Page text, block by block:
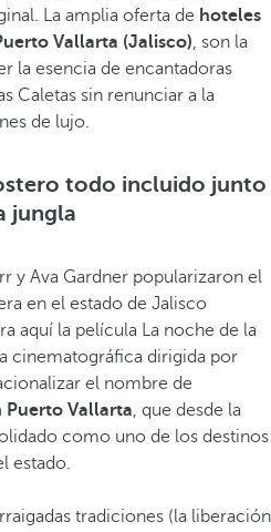
La amplia oferta de hoteles
Vallarta (Jalisco), son la
la esencia de encantadoras
Caletas sin renunciar a la
de lujo.
todo incluido junto
jungla
y Ava Gardner popularizaron el
en el estado de Jalisco
aquí la película La noche de la
cinematográfica dirigida por
el nombre de
Vallarta, que desde la
como uno de los destinos
estado.
tradiciones (la liberación